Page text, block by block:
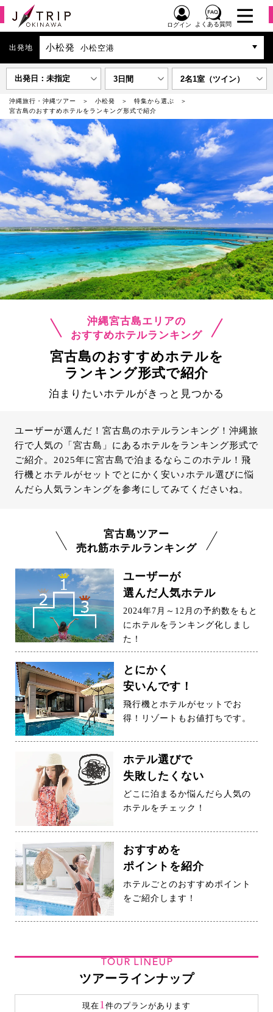
ログイン よくある質問
出発地 小松発 小松空港
出発日：未指定 3日間 2名1室（ツイン）
沖縄旅行・沖縄ツアー 小松発
特集から選ぶ
宮古島のおすすめホテルをランキング形式で紹介
沖縄宮古島エリアの
おすすめホテルランキング
宮古島のおすすめホテルを
ランキング形式で紹介
泊まりたいホテルがきっと見つかる
ユーザーが選んだ！宮古島のホテルランキング！沖縄旅
行で人気の「宮古島」にあるホテルをランキング形式で
ご紹介。2025年に宮古島で泊まるならこのホテル！飛
行機とホテルがセットでとにかく安い♪ホテル選びに悩
んだら人気ランキングを参考にしてみてくださいね。
宮古島ツアー
売れ筋ホテルランキング
ユーザーが
選んだ人気ホテル
2024年7月～12月の予約数をもと
にホテルをランキング化しまし
た！
とにかく
安いんです！
飛行機とホテルがセットでお
得！リゾートもお値打ちです。
ホテル選びで
失敗したくない
どこに泊まるか悩んだら人気の
ホテルをチェック！
おすすめを
ポイントを紹介
ホテルごとのおすすめポイント
をご紹介します！
TOUR LINEUP
ツアーラインナップ
現在1件のプランがあります